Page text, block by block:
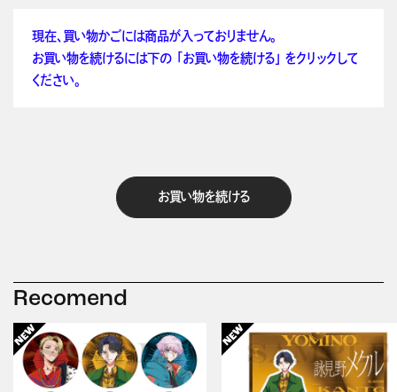
現在、買い物かごには商品が入っておりません。
お買い物を続けるには下の 「お買い物を続ける」 をクリックして
ください。
お買い物を続ける
Recomend